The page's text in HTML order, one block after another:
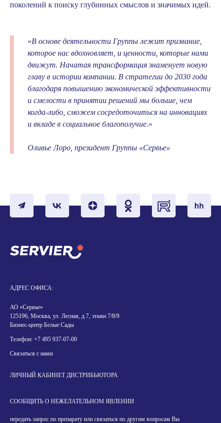
поколений к поиску глубинных смыслов и значимых идей.
«В основе деятельности Группы лежит призвание,
которое нас вдохновляет, и ценности, которые нами
движут. Начатая трансформация знаменует новую
главу в истории компании. В стратегии до 2030 года
благодаря повышению экономической эффективности
и смелости в принятии решений мы больше, чем
когда-либо, сможем сосредоточиться на инновациях
и вкладе в социальное благополучие.»
Оливье Лоро, президент Группы «Сервье»
АДРЕС ОФИСА:
АО «Сервье»
125196, Москва, ул. Лесная, д.7, этажи 7/8/9
Бизнес-центр Белые Сады
Телефон: +7 495 937-07-00
Связаться с нами
ЛИЧНЫЙ КАБИНЕТ ДИСТРИБЬЮТОРА
СООБЩИТЬ О НЕЖЕЛАТЕЛЬНОМ ЯВЛЕНИИ
передать запрос по препарату или связаться по другим вопросам Вы